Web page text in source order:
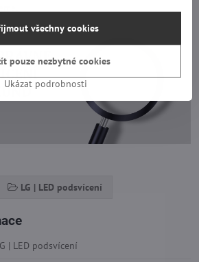
LG | LED podsvícení
| LED podsvícení
Ukázat podrobnosti
všechny cookies
pouze nezbytné cookies